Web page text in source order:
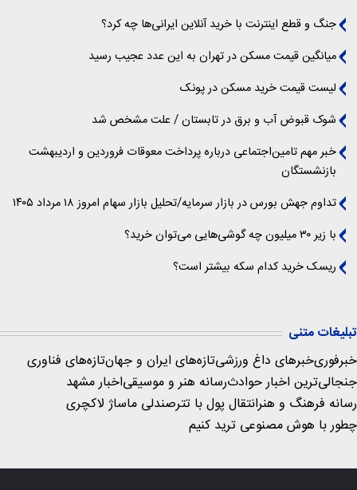
جنگ و قطع اینترنت با خرید آنلاین ایرانی‌ها چه کرد؟
میانگین قیمت مسکن در تهران به این عدد عجیب رسید
لیست قیمت خرید مسکن در پونک
شوک قبوض آب و برق در تابستان / علت مشخص شد
خبر مهم تامین‌اجتماعی درباره پرداخت معوقات فروردین و اردیبهشت
بازنشستگان
تداوم جهش بورس در بازار سرمایه/تحلیل بازار سهام امروز ۱۸ مرداد ۱۴۰۵
با زیر ۳۰ میلیون چه گوشی‌هایی می‌توان خرید؟
ریسک خرید کدام سکه بیشتر است؟
تبلیغات متنی
خبرفوریخبرهای داغ ورزشیتازه‌های ایران و جهانتازه‌های فناوری
جنجالی‌ترین اخبار حوادثرسانه هنر و موسیقیاخبار مشهد
رسانه فرهنگ و هنرانتقال پول با تترصندلی ماساژ لاکچری
چطور با هوش مصنوعی ترید کنیم